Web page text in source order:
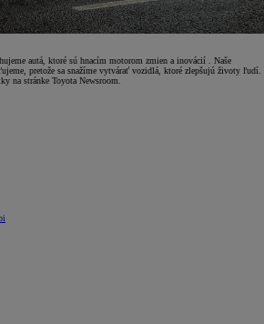
autá, ktoré sú hnacím motorom zmien a inovácií . Naše
pretože sa snažíme vytvárať vozidlá, ktoré zlepšujú životy ľudí.
na stránke Toyota Newsroom.